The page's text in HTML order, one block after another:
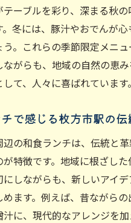
方市駅で楽しむ地元ならで
元の伝統を感じる和食ラン
元食材をふんだんに使った
方市駅で地元の味を再発見
和食ランチを楽しむための準
方市駅での和食ランチの楽
和食ランチを最大限楽しむた
初めての方向け和食ランチの
方市駅での和食ランチの楽
ーブルを彩り、深まる秋
冬には、豚汁やおでんが心
う。これらの季節限定メニ
ながらも、地域の自然の恵
て、人々に喜ばれています。
で感じる枚方市駅の伝
辺の和食ランチは、伝統と
が特徴です。地域に根ざし
しながらも、新しいアイ
ます。例えば、昔ながら
汁に、現代的なアレンジを